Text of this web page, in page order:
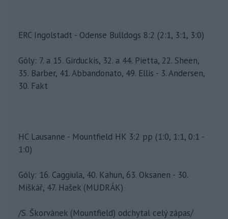
ERC Ingolstadt - Odense Bulldogs 8:2 (2:1, 3:1, 3:0)
Góly: 7. a 15. Girduckis, 32. a 44. Pietta, 22. Sheen,
35. Barber, 41. Abbandonato, 49. Ellis - 3. Andersen,
30. Fakt
HC Lausanne - Mountfield HK 3:2 pp (1:0, 1:1, 0:1 -
1:0)
Góly: 16. Caggiula, 40. Kahun, 63. Oksanen - 30.
Miškář, 47. Hašek (MUDRÁK)
/S. Škorvánek (Mountfield) odchytal celý zápas/